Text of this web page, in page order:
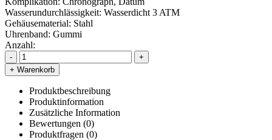
Wasserundurchlässigkeit: Wasserdicht 3 ATM
Gehäusematerial: Stahl
Uhrenband: Gummi
Anzahl:
-
+
+ Warenkorb
Produktbeschreibung
Produktinformation
Zusätzliche Information
Bewertungen (0)
Produktfragen (0)